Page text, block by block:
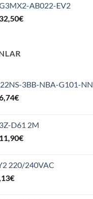
AB022-EV2
€
3BB-NBA-G101-NN
€
D61 2M
€
220/240VAC
€